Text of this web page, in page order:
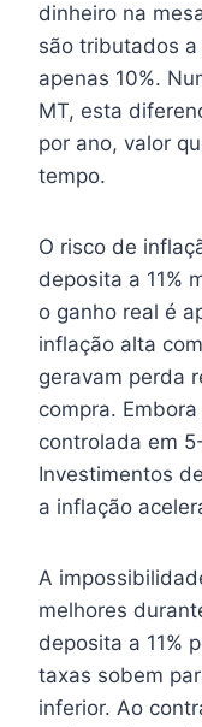
dinheiro na
são tributados a
apenas 10%.
MT, esta
por ano, valor
tempo.
O risco de
deposita a 11%
o ganho real é
inflação alta
geravam perda
compra.
controlada em
Investimentos
a inflação
A
melhores
deposita a 11%
taxas sobem
inferior. Ao